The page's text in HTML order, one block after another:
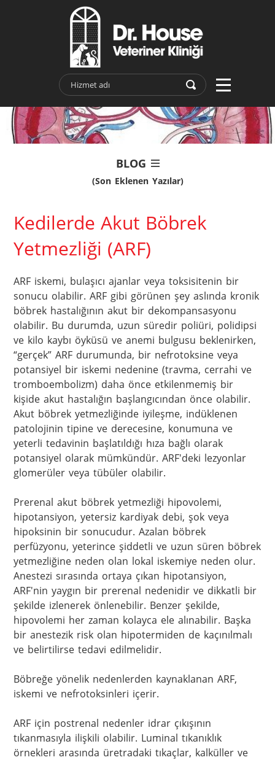
BLOG
(Son Eklenen Yazılar)
Kedilerde Akut Böbrek
Yetmezliği (ARF)
ARF iskemi, bulaşıcı ajanlar veya toksisitenin bir
sonucu olabilir. ARF gibi görünen şey aslında kronik
böbrek hastalığının akut bir dekompansasyonu
olabilir. Bu durumda, uzun süredir poliüri, polidipsi
ve kilo kaybı öyküsü ve anemi bulgusu beklenirken,
“gerçek” ARF durumunda, bir nefrotoksine veya
potansiyel bir iskemi nedenine (travma, cerrahi ve
tromboembolizm) daha önce etkilenmemiş bir
kişide akut hastalığın başlangıcından önce olabilir.
Akut böbrek yetmezliğinde iyileşme, indüklenen
patolojinin tipine ve derecesine, konumuna ve
yeterli tedavinin başlatıldığı hıza bağlı olarak
potansiyel olarak mümkündür. ARF'deki lezyonlar
glomerüler veya tübüler olabilir.
Prerenal akut böbrek yetmezliği hipovolemi,
hipotansiyon, yetersiz kardiyak debi, şok veya
hipoksinin bir sonucudur. Azalan böbrek
perfüzyonu, yeterince şiddetli ve uzun süren böbrek
yetmezliğine neden olan lokal iskemiye neden olur.
Anestezi sırasında ortaya çıkan hipotansiyon,
ARF'nin yaygın bir prerenal nedenidir ve dikkatli bir
şekilde izlenerek önlenebilir. Benzer şekilde,
hipovolemi her zaman kolayca ele alınabilir. Başka
bir anestezik risk olan hipotermiden de kaçınılmalı
ve belirtilirse tedavi edilmelidir.
Böbreğe yönelik nedenlerden kaynaklanan ARF,
iskemi ve nefrotoksinleri içerir.
ARF için postrenal nedenler idrar çıkışının
tıkanmasıyla ilişkili olabilir. Luminal tıkanıklık
örnekleri arasında üretradaki tıkaçlar, kalküller ve